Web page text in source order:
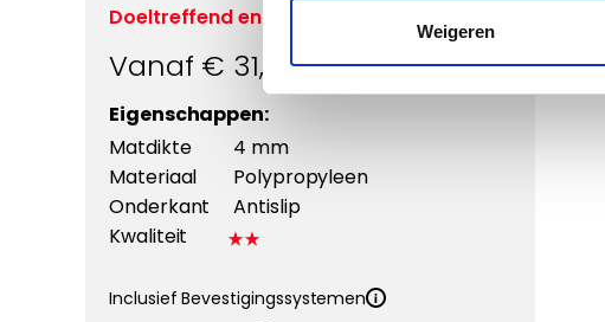
Weigeren
Doeltreffend en voordelig
Vanaf € 31,95
Eigenschappen:
Matdikte
4 mm
Materiaal
Polypropyleen
Onderkant
Antislip
Kwaliteit
Inclusief Bevestigingssystemen